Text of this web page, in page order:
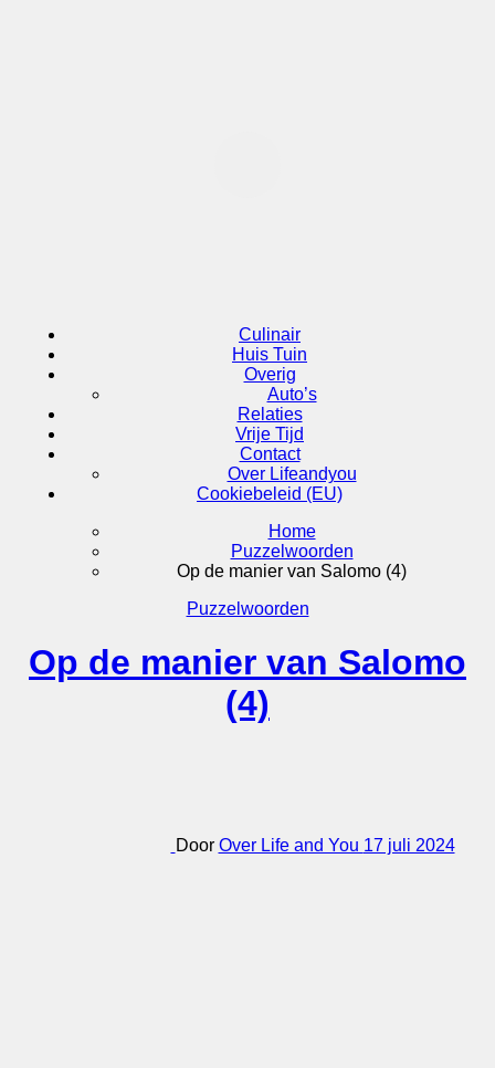
Ontdek het leven, omarm jezelfCulinair
Huis Tuin
Overig
Auto’s
Relaties
Vrije Tijd
Contact
Over Lifeandyou
Cookiebeleid (EU)
Home
Puzzelwoorden
Op de manier van Salomo (4)
Puzzelwoorden
Op de manier van Salomo
(4)
Door Over Life and You 17 juli 2024